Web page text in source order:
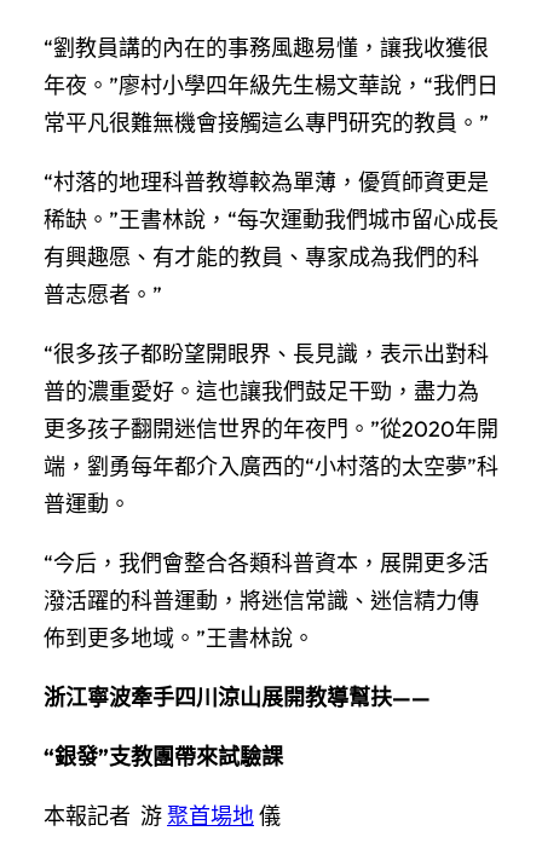
“劉教員講的內在的事務風趣易懂，讓我收獲很
年夜。”廖村小學四年級先生楊文華說，“我們日
常平凡很難無機會接觸這么專門研究的教員。”
“村落的地理科普教導較為單薄，優質師資更是
稀缺。”王書林說，“每次運動我們城市留心成長
有興趣愿、有才能的教員、專家成為我們的科
普志愿者。”
“很多孩子都盼望開眼界、長見識，表示出對科
普的濃重愛好。這也讓我們鼓足干勁，盡力為
更多孩子翻開迷信世界的年夜門。”從2020年開
端，劉勇每年都介入廣西的“小村落的太空夢”科
普運動。
“今后，我們會整合各類科普資本，展開更多活
潑活躍的科普運動，將迷信常識、迷信精力傳
佈到更多地域。”王書林說。
浙江寧波牽手四川涼山展開教導幫扶——
“銀發”支教團帶來試驗課
本報記者 游聚首場地儀